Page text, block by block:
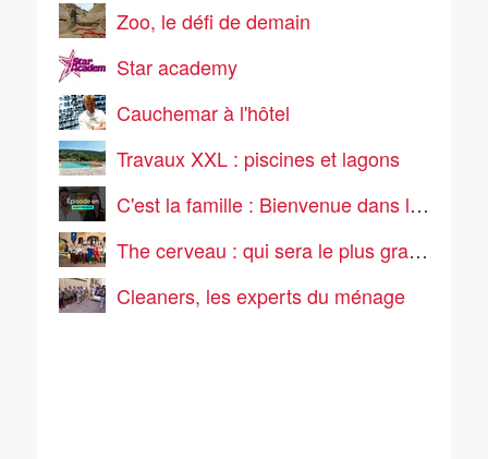
Zoo, le défi de demain
Star academy
Cauchemar à l'hôtel
Travaux XXL : piscines et lagons
C'est la famille : Bienvenue dans leur vraie vie
The cerveau : qui sera le plus grand cerveau de la télé-réalité ?
Cleaners, les experts du ménage